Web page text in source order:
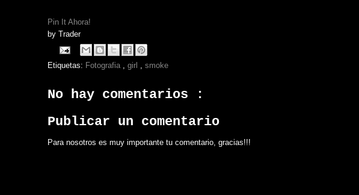
Pin It Ahora!
by Trader
Etiquetas: Fotografia , girl , smoke
No hay comentarios :
Publicar un comentario
Para nosotros es muy importante tu comentario, gracias!!!